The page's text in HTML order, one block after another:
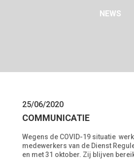
NEWS
25/06/2020
COMMUNICATIE
Wegens de COVID-19 situatie
medewerkers van de Dienst
en met 31 oktober. Zij blijven